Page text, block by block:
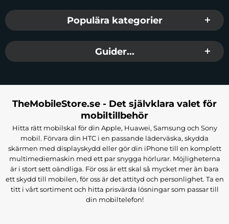
Populära kategorier
Guider...
TheMobileStore.se - Det självklara valet för
mobiltillbehör
Hitta rätt mobilskal för din Apple, Huawei, Samsung och Sony
mobil. Förvara din HTC i en passande läderväska, skydda
skärmen med displayskydd eller gör din iPhone till en komplett
multimediemaskin med ett par snygga hörlurar. Möjligheterna
är i stort sett oändliga. För oss är ett skal så mycket mer än bara
ett skydd till mobilen, för oss är det attityd och personlighet. Ta en
titt i vårt sortiment och hitta prisvärda lösningar som passar till
din mobiltelefon!